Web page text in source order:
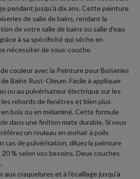
pendant jusqu'à dix ans. Cette peinture
de salle de bains, rendant la
de votre salle de bains ou salle d'eau
à sa spécificité qui sèche en
nécessiter de sous-couche.
couleur avec la Peinture pour Boiseries
Bains Rust-Oleum. Facile à appliquer
ou au pulvérisateur électrique sur les
rebords de fenêtres et bien plus
bois ou en mélaminé. Cette formule
dans une finition mate durable. Si vous
un rouleau en mohair à poils
cas de pulvérisation, diluez la peinture
20 % selon vos besoins. Deux couches
aux craquelures et à l'écaillage jusqu'à